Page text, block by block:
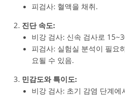
피검사: 혈액을 채취.
진단 속도:
비강 검사: 신속 검사로
피검사: 실험실 분석이 필요
요될 수 있음.
민감도와 특이도:
비강 검사: 초기 감염 단계